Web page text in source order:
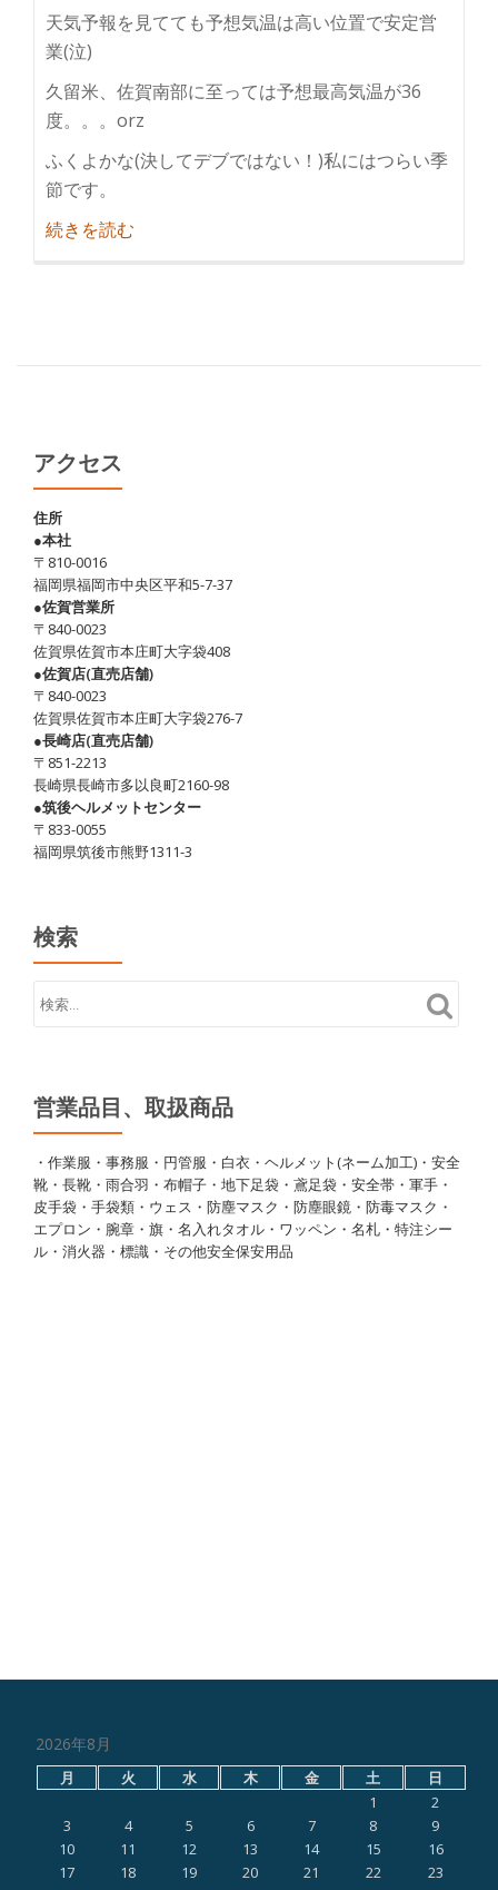
天気予報を見てても予想気温は高い位置で安定営
業(泣)
久留米、佐賀南部に至っては予想最高気温が36
度。。。orz
ふくよかな(決してデブではない！)私にはつらい季
節です。
続きを読む
夏
症
忘
ず
に！
アクセス
住所
●本社
〒810-0016
福岡県福岡市中央区平和5-7-37
●佐賀営業所
〒840-0023
佐賀県佐賀市本庄町大字袋408
●佐賀店(直売店舗)
〒840-0023
佐賀県佐賀市本庄町大字袋276-7
●長崎店(直売店舗)
〒851-2213
長崎県長崎市多以良町2160-98
●筑後ヘルメットセンター
〒833-0055
福岡県筑後市熊野1311-3
検索
営業品目、取扱商品
・作業服・事務服・円管服・白衣・ヘルメット(ネーム加工)・安全
靴・長靴・雨合羽・布帽子・地下足袋・鳶足袋・安全帯・軍手・
皮手袋・手袋類・ウェス・防塵マスク・防塵眼鏡・防毒マスク・
エプロン・腕章・旗・名入れタオル・ワッペン・名札・特注シー
ル・消火器・標識・その他安全保安用品
2026年8月
月 火 水 木 金 土
日
1
2
3
4 5 6 7 8
9
10
11 12 13 14 15
16
17
18 19 20 21 22
23